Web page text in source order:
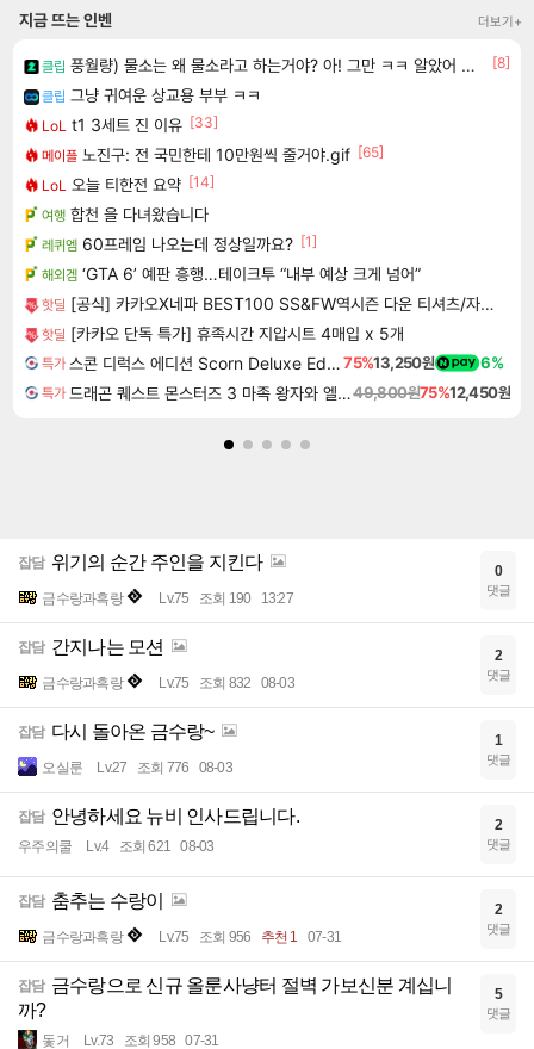
지금 뜨는 인벤 더보기+
클립 풍월량) 물소는 왜 물소라고 하는거야? 아! 그만 ㅋㅋ 알았어 ㅋㅋ
[8]
클립 그냥 귀여운 상교용 부부 ㅋㅋ
LoL t1 3세트 진 이유 [33]
메이플 노진구: 전 국민한테 10만원씩 줄거야.gif [65]
LoL 오늘 티한전 요약 [14]
여행 합천 을 다녀왔습니다
레퀴엠 60프레임 나오는데 정상일까요? [1]
해외겜 ‘GTA 6’ 예판 흥행…테이크투 “내부 예상 크게 넘어”
핫딜 [공식] 카카오X네파 BEST100 SS&FW역시즌 다운 티셔츠/자켓/운동화/바지 (~90%)
핫딜 [카카오 단독 특가] 휴족시간 지압시트 4매입 x 5개
특가 스콘 디럭스 에디션 Scorn Deluxe Edition75%13,250원 6%
특가 드래곤 퀘스트 몬스터즈 3 마족 왕자와 엘프의 여행 Dragon Quest Monsters The Dark Prince49,800원75%12,450원
잡담 위기의 순간 주인을 지킨다
금수랑과흑랑 Lv.75 조회 190 13:27
0
댓글
잡담 간지나는 모션
금수랑과흑랑 Lv.75 조회 832 08-03
2
댓글
잡담 다시 돌아온 금수랑~
오실룬 Lv.27 조회 776 08-03
1
댓글
잡담 안녕하세요 뉴비 인사드립니다.
우주의쿨 Lv.4 조회 621 08-03
2
댓글
잡담 춤추는 수랑이
금수랑과흑랑 Lv.75 조회 956 추천 1 07-31
2
댓글
잡담 금수랑으로 신규 올룬사냥터 절벽 가보신분 계십니
까?
돛거 Lv.73 조회 958 07-31
5
댓글